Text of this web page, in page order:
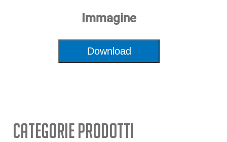
Immagine
Download
Categorie Prodotti